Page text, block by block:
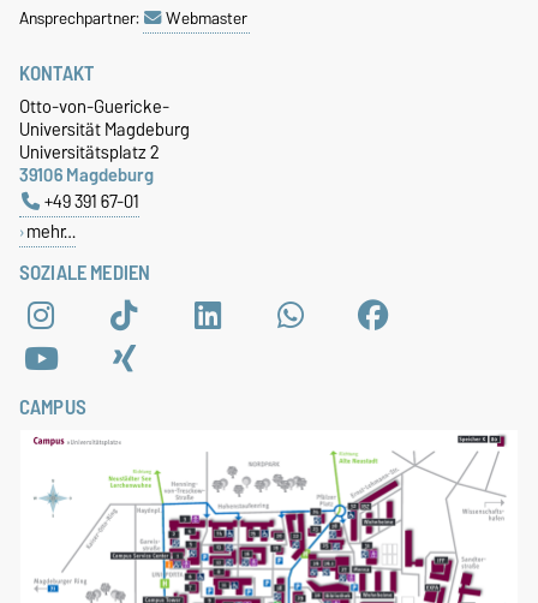
Ansprechpartner:
Webmaster
SOZIALE MEDIEN
KONTAKT
Otto-von-Guericke-
Universität Magdeburg
Universitätsplatz 2
39106 Magdeburg
+49 391 67-01
mehr…
CAMPUS